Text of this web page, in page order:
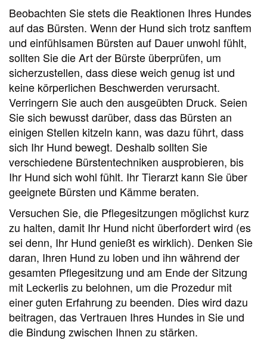
Beobachten Sie stets die Reaktionen Ihres Hundes
auf das Bürsten. Wenn der Hund sich trotz sanftem
und einfühlsamen Bürsten auf Dauer unwohl fühlt,
sollten Sie die Art der Bürste überprüfen, um
sicherzustellen, dass diese weich genug ist und
keine körperlichen Beschwerden verursacht.
Verringern Sie auch den ausgeübten Druck. Seien
Sie sich bewusst darüber, dass das Bürsten an
einigen Stellen kitzeln kann, was dazu führt, dass
sich Ihr Hund bewegt. Deshalb sollten Sie
verschiedene Bürstentechniken ausprobieren, bis
Ihr Hund sich wohl fühlt. Ihr Tierarzt kann Sie über
geeignete Bürsten und Kämme beraten.
Versuchen Sie, die Pflegesitzungen möglichst kurz
zu halten, damit Ihr Hund nicht überfordert wird (es
sei denn, Ihr Hund genießt es wirklich). Denken Sie
daran, Ihren Hund zu loben und ihn während der
gesamten Pflegesitzung und am Ende der Sitzung
mit Leckerlis zu belohnen, um die Prozedur mit
einer guten Erfahrung zu beenden. Dies wird dazu
beitragen, das Vertrauen Ihres Hundes in Sie und
die Bindung zwischen Ihnen zu stärken.